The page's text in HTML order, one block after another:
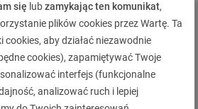
się lubzamykając ten komunikat,
plików cookies przez Wartę. Ta
aby działać niezawodnie
cookies), zapamiętywać Twoje
interfejs (funkcjonalne
analizować ruch i lepiej